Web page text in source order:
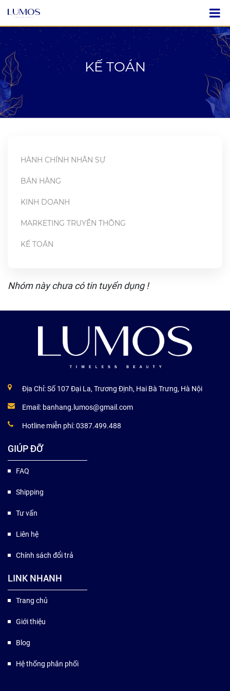
KẾ TOÁN
HÀNH CHÍNH NHÂN SỰ
BÁN HÀNG
KINH DOANH
MARKETING TRUYỀN THÔNG
KẾ TOÁN
Nhóm này chưa có tin tuyển dụng !
Địa Chỉ: Số 107 Đại La, Trương Định, Hai Bà Trưng, Hà Nội
Email: banhang.lumos@gmail.com
Hotline miễn phí:0387.499.488
GIÚP ĐỠ
FAQ
Shipping
Tư vấn
Liên hệ
Chính sách đổi trả
LINK NHANH
Trang chủ
Giới thiệu
Blog
Hệ thống phân phối